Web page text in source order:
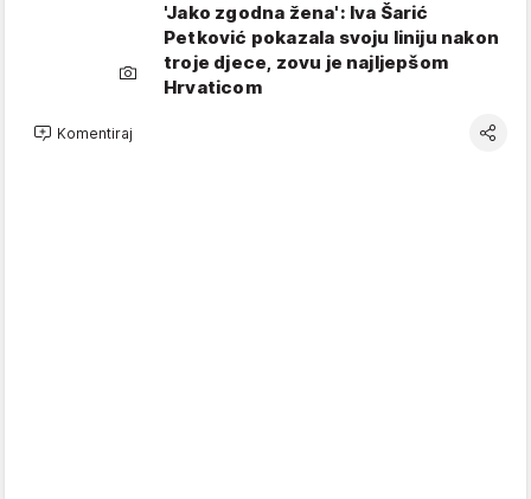
'Jako zgodna žena': Iva Šarić
Petković pokazala svoju liniju nakon
troje djece, zovu je najljepšom
Hrvaticom
Komentiraj